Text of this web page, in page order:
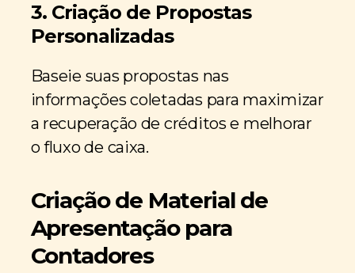
3. Criação de Propostas
Personalizadas
Baseie suas propostas nas
informações coletadas para maximizar
a recuperação de créditos e melhorar
o fluxo de caixa.
Criação de Material de
Apresentação para
Contadores